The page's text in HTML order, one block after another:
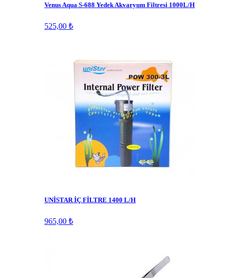
Venus Aqua S-688 Yedek Akvaryum Filtresi 1000L/H
525,00 ₺
UNİSTAR İÇ FİLTRE 1400 L/H
965,00 ₺